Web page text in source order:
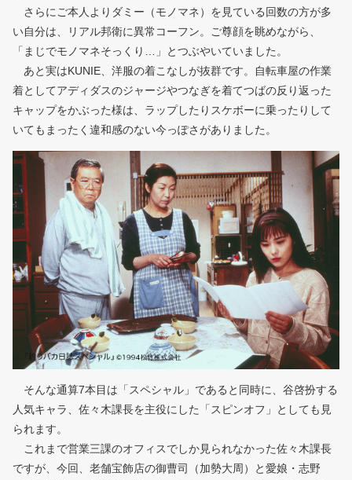
さらにご本人よりダミー（モノマネ）を見ている回数の方が多
い自分は、リアル邦衛に異常コーフン。ご尊顔を眺めながら、
「まじでモノマネそっくり…」とつぶやいていました。
あと実はKUNIE、洋服の着こなしが抜群です。自転車屋の作業
着としてアディダスのジャージやつなぎを着てつばの反り返った
キャップをかぶった様は、ラップしたりスケボーに乗ったりして
いてもまったく違和感のない今っぽさがありました。
そんな通算7本目は「スペシャル」であると同時に、谷啓扮する
人気キャラ、佐々木課長を主役にした「スピンオフ」としても見
られます。
これまで営業三課のオフィスでしか見られなかった佐々木課長
ですが、今回、老舗宝飾店の御曹司（加勢大周）と愛娘・志野